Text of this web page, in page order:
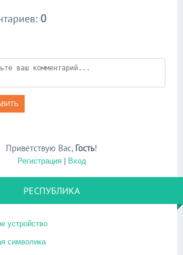
: 0
Приветствую Вас, Гость!
Регистрация| Вход
РЕСПУБЛИКА
устройство
символика